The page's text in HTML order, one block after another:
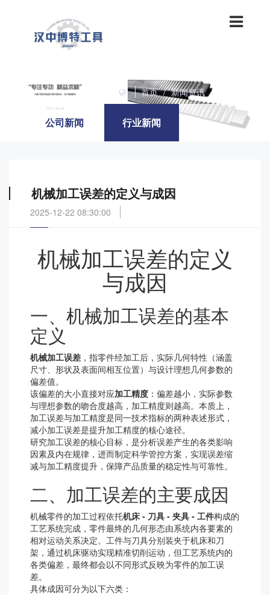
首页 / 新闻资讯 /
公司新闻 行业新闻
机械加工误差的定义与成因
2025-12-22 08:30:00
机械加工误差的定义
与成因
一、机械加工误差的基本
定义
机械加工误差 ，指零件经加工后，实际几何特性（涵盖
尺寸、形状及表面间相互位置）与设计理想几何参数的
偏差值。
该偏差的大小直接对应加工精度 ：偏差越小，实际参数
与理想参数的吻合度越高，加工精度则越高。本质上，
加工误差与加工精度是同一技术指标的两种表述形式，
减小加工误差是提升加工精度的核心途径。
研究加工误差的核心目标，是分析误差产生的各类影响
因素及内在规律，进而制定科学管控方案，实现误差缩
减与加工精度提升，保障产品质量的稳定性与可靠性。
二、加工误差的主要成因
机械零件的加工过程依托机床 - 刀具 - 夹具 - 工件构成的
工艺系统完成，零件最终的几何形态由系统内各要素的
相对运动关系决定。工件与刀具分别装夹于机床和刀
架，通过机床驱动实现精准切削运动，但工艺系统内的
各类偏差，最终都会以不同形式反映为零件的加工误
差。
具体成因可分为以下六类：